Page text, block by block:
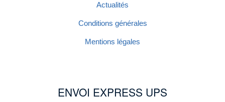
Actualités
Conditions générales
Mentions légales
ENVOI EXPRESS UPS